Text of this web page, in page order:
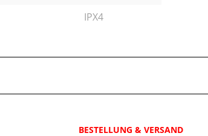
IPX4
BESTELLUNG & VERSAND